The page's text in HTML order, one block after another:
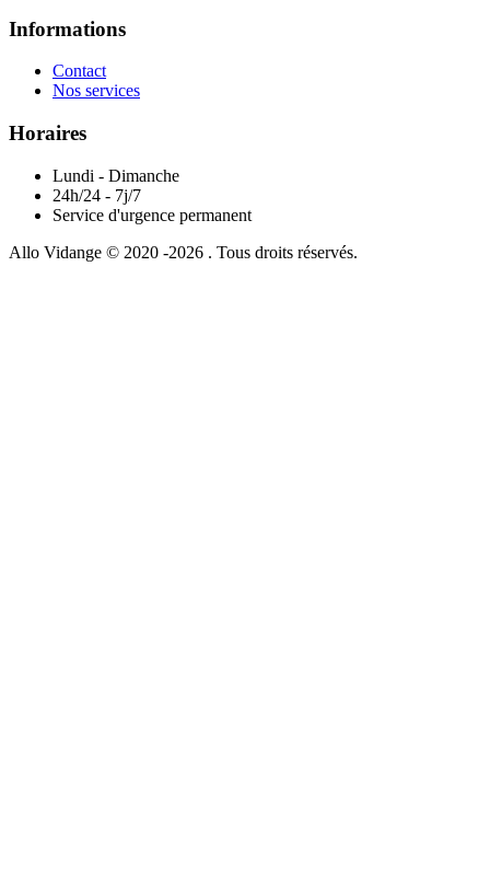
Informations
Contact
Nos services
Horaires
Lundi - Dimanche
24h/24 - 7j/7
Service d'urgence permanent
Allo Vidange © 2020 -2026 . Tous droits réservés.